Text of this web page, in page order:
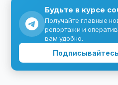
Будьте в курсе
Получайте главные
репортажи и
вам удобно.